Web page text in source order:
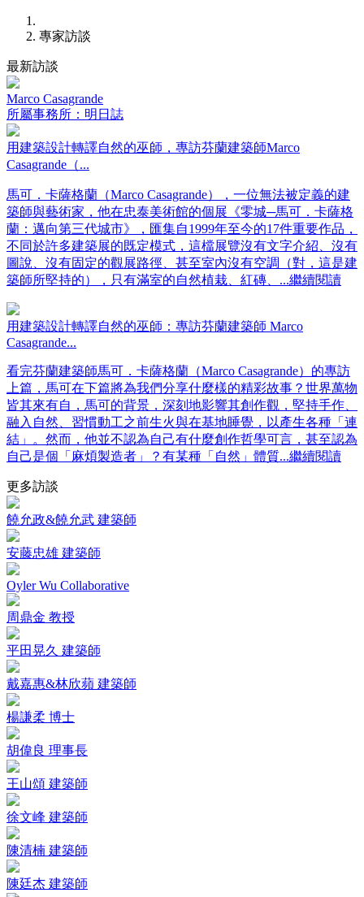
專家訪談
最新訪談
Marco Casagrande
所屬事務所：明日誌
用建築設計轉譯自然的巫師，專訪芬蘭建築師Marco
Casagrande（...
馬可．卡薩格蘭（Marco Casagrande），一位無法被定義的建
築師與藝術家，他在忠泰美術館的個展《零城─馬可．卡薩格
蘭：邁向第三代城市》，匯集自1999年至今的17件重要作品，
不同於許多建築展的既定模式，這檔展覽沒有文字介紹、沒有
圖說、沒有固定的觀展路徑、甚至室內沒有空調（對，這是建
築師所堅持的），只有滿室的自然植栽、紅磚、 ...繼續閱讀
用建築設計轉譯自然的巫師：專訪芬蘭建築師 Marco
Casagrande...
看完芬蘭建築師馬可．卡薩格蘭（Marco Casagrande）的專訪
上篇，馬可在下篇將為我們分享什麼樣的精彩故事？世界萬物
皆其來有自，馬可的背景，深刻地影響其創作觀，堅持手作、
融入自然、習慣動工之前生火與在基地睡覺，以產生各種「連
結」。然而，他並不認為自己有什麼創作哲學可言，甚至認為
自己是個「麻煩製造者」？有某種「自然」體質...繼續閱讀
更多訪談
饒允政&饒允武 建築師
安藤忠雄 建築師
Oyler Wu Collaborative
周鼎金 教授
平田晃久 建築師
戴嘉惠&林欣蘋 建築師
楊謙柔 博士
胡偉良 理事長
王山頌 建築師
徐文峰 建築師
陳清楠 建築師
陳廷杰 建築師